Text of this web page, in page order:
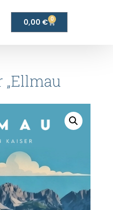
0,00 € 0
„Ellmau